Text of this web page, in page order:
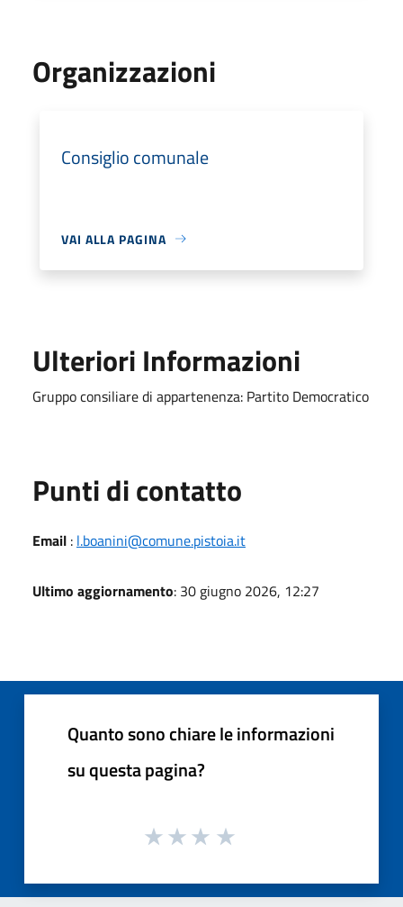
Organizzazioni
Consiglio comunale
VAI ALLA PAGINA
Ulteriori Informazioni
Gruppo consiliare di appartenenza: Partito Democratico
Punti di contatto
Email : l.boanini@comune.pistoia.it
Ultimo aggiornamento: 30 giugno 2026, 12:27
Quanto sono chiare le informazioni
su questa pagina?